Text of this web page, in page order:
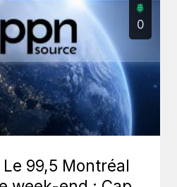
0
99,5 Montréal